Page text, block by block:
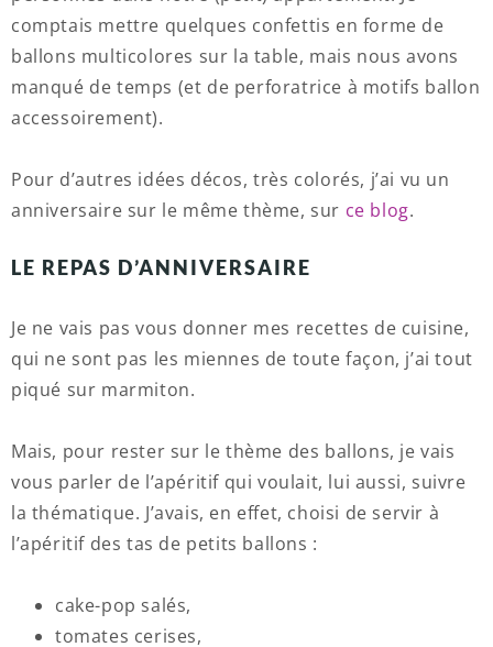
comptais mettre quelques confettis en forme de
ballons multicolores sur la table, mais nous avons
manqué de temps (et de perforatrice à motifs ballon
accessoirement).
Pour d’autres idées décos, très colorés, j’ai vu un
anniversaire sur le même thème, sur ce blog.
LE REPAS D’ANNIVERSAIRE
Je ne vais pas vous donner mes recettes de cuisine,
qui ne sont pas les miennes de toute façon, j’ai tout
piqué sur marmiton.
Mais, pour rester sur le thème des ballons, je vais
vous parler de l’apéritif qui voulait, lui aussi, suivre
la thématique. J’avais, en effet, choisi de servir à
l’apéritif des tas de petits ballons :
cake-pop salés,
tomates cerises,